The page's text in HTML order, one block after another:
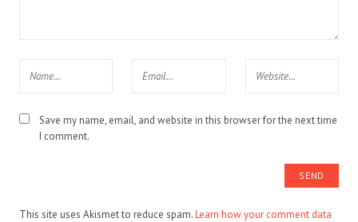
Save my name, email, and website in this browser for the next time
I comment.
This site uses Akismet to reduce spam.Learn how your comment data